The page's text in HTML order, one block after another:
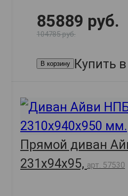
85889 руб.
104785 руб.
В корзину Купить
Прямой диван
231х94х95, арт. 57530